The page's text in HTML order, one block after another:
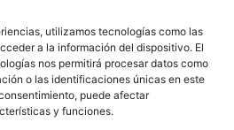
utilizamos tecnologías como las
a la información del dispositivo. El
nos permitirá procesar datos como
o las identificaciones únicas en este
puede afectar
y funciones.